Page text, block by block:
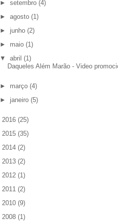
► setembro (4)
► agosto (1)
► junho (2)
► maio (1)
▼ abril (1)
Daqueles Além Marão - Video
► março (4)
► janeiro (5)
2016 (25)
2015 (35)
2014 (2)
2013 (2)
2012 (1)
2011 (2)
2010 (9)
2008 (1)